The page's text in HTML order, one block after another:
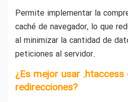
Permite implementar la
caché de navegador, lo que
al minimizar la cantidad de
peticiones al servidor.
¿Es mejor usar
redirecciones?